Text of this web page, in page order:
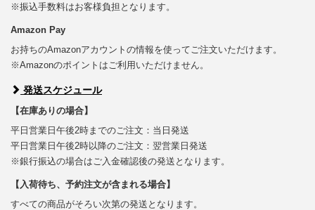
※振込手数料はお客様負担となります。
Amazon Pay
お持ちのAmazonアカウントの情報を使ってご注文いただけます。
※Amazonのポイントはご利用いただけません。
発送スケジュール
【在庫ありの場合】
平日営業日午後2時までのご注文：当日発送
平日営業日午後2時以降のご注文：翌営業日発送
※銀行振込の場合はご入金確認後の発送となります。
【入荷待ち、予約注文が含まれる場合】
すべての商品がそろい次第の発送となります。